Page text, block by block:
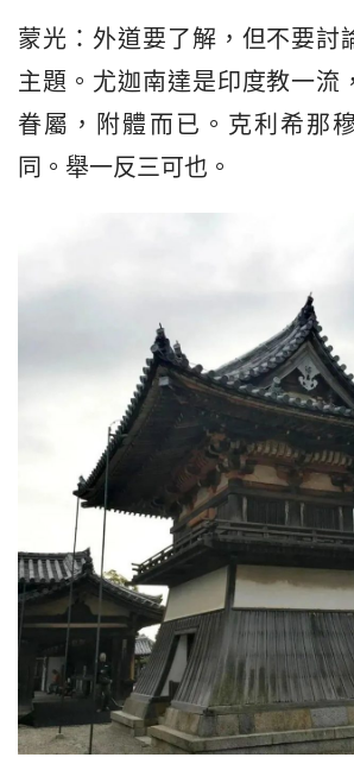
蒙光：外道要了解，但不要討
主題。尤迦南達是印度教一流
眷屬，附體而已。克利希那
同。舉一反三可也。